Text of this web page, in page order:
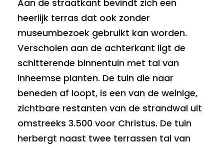
Aan de straatkant bevindt zich een
heerlijk terras dat ook zonder
museumbezoek gebruikt kan worden.
Verscholen aan de achterkant ligt de
schitterende binnentuin met tal van
inheemse planten. De tuin die naar
beneden af loopt, is een van de weinige,
zichtbare restanten van de strandwal uit
omstreeks 3.500 voor Christus. De tuin
herbergt naast twee terrassen tal van